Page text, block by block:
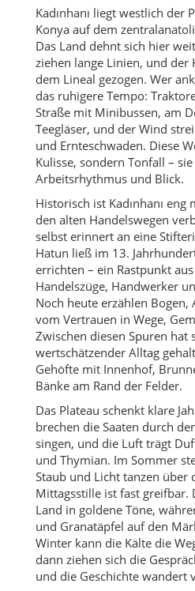
Kadınhanı liegt westlich der
Konya auf dem
Das Land dehnt sich hier
ziehen lange Linien, und
dem Lineal gezogen. Wer
das ruhigere Tempo:
Straße mit Minibussen, am
Teegläser, und der Wind
und Ernteschwaden. Diese
Kulisse, sondern Tonfall –
Arbeitsrhythmus und Blick.
Historisch ist Kadınhanı
den alten Handelswegen
selbst erinnert an eine
Hatun ließ im 13.
errichten – ein Rastpunkt
Handelszüge, Handwerker
Noch heute erzählen
vom Vertrauen in Wege,
Zwischen diesen Spuren hat
wertschätzender Alltag
Gehöfte mit Innenhof,
Bänke am Rand der Felder.
Das Plateau schenkt klare
brechen die Saaten durch
singen, und die Luft trägt
und Thymian. Im Sommer
Staub und Licht tanzen über
Mittagsstille ist fast greifbar.
Land in goldene Töne,
und Granatäpfel auf den
Winter kann die Kälte die
dann ziehen sich die
und die Geschichte wandert